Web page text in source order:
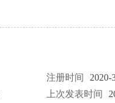
注册时间
2020-
上次发表时间